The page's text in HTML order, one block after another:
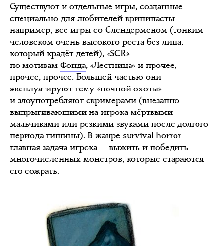
Существуют и отдельные игры, созданные
специально для любителей крипипасты —
например, все игры со Слендерменом (тонким
человеком очень высокого роста без лица,
который крадёт детей), «SCR»
по мотивам Фонда, «Лестница» и прочее,
прочее, прочее. Большей частью они
эксплуатируют тему «ночной охоты»
и злоупотребляют скримерами (внезапно
выпрыгивающими на игрока мёртвыми
мальчиками или резкими звуками после долгого
периода тишины). В жанре survival horror
главная задача игрока — выжить и победить
многочисленных монстров, которые стараются
его сожрать.